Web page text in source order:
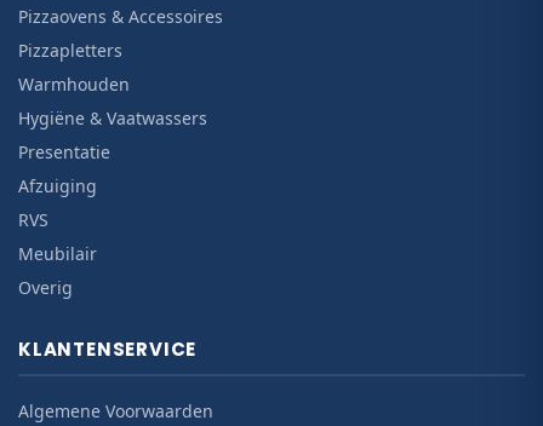
Pizzaovens & Accessoires
Pizzapletters
Warmhouden
Hygiëne & Vaatwassers
Presentatie
Afzuiging
RVS
Meubilair
Overig
KLANTENSERVICE
Algemene Voorwaarden